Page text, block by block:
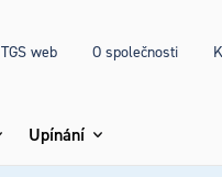
TGS web O společnosti
Upínání